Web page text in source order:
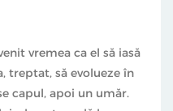
vremea ca el să iasă
treptat, să evolueze în
capul, apoi un umăr.